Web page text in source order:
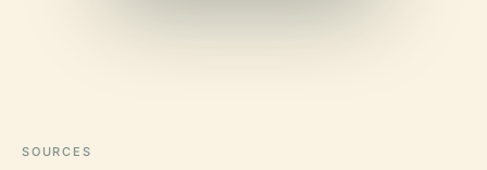
SOURCES